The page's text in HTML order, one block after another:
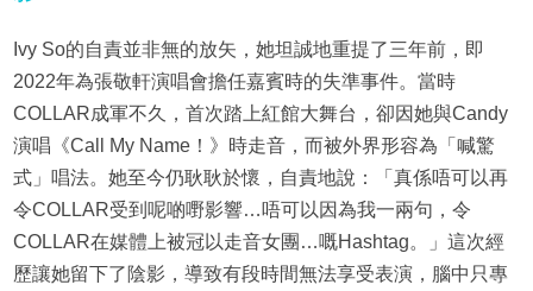
Ivy So的自責並非無的放矢，她坦誠地重提了三年前，即
2022年為張敬軒演唱會擔任嘉賓時的失準事件。當時
COLLAR成軍不久，首次踏上紅館大舞台，卻因她與Candy
演唱《Call My Name！》時走音，而被外界形容為「喊驚
式」唱法。她至今仍耿耿於懷，自責地說：「真係唔可以再
令COLLAR受到呢啲嘢影響…唔可以因為我一兩句，令
COLLAR在媒體上被冠以走音女團…嘅Hashtag。」這次經
歷讓她留下了陰影，導致有段時間無法享受表演，腦中只專